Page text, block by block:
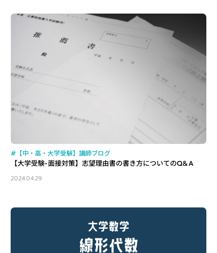
#【中・高・大学受験】講師ブログ
【大学受験-面接対策】志望理由書の書き方についてのQ&A
2024.04.29